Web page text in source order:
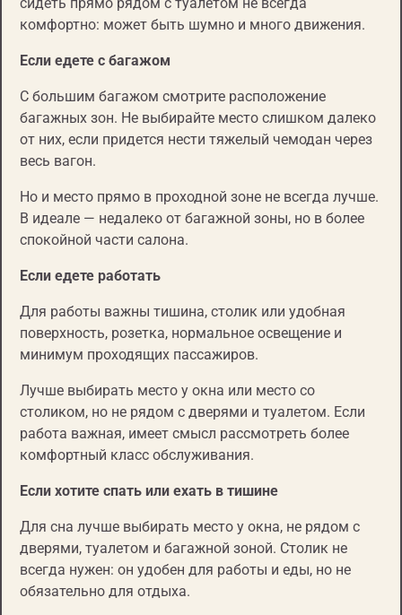
сидеть прямо рядом с туалетом не всегда
комфортно: может быть шумно и много движения.
Если едете с багажом
С большим багажом смотрите расположение
багажных зон. Не выбирайте место слишком далеко
от них, если придется нести тяжелый чемодан через
весь вагон.
Но и место прямо в проходной зоне не всегда лучше.
В идеале — недалеко от багажной зоны, но в более
спокойной части салона.
Если едете работать
Для работы важны тишина, столик или удобная
поверхность, розетка, нормальное освещение и
минимум проходящих пассажиров.
Лучше выбирать место у окна или место со
столиком, но не рядом с дверями и туалетом. Если
работа важная, имеет смысл рассмотреть более
комфортный класс обслуживания.
Если хотите спать или ехать в тишине
Для сна лучше выбирать место у окна, не рядом с
дверями, туалетом и багажной зоной. Столик не
всегда нужен: он удобен для работы и еды, но не
обязательно для отдыха.